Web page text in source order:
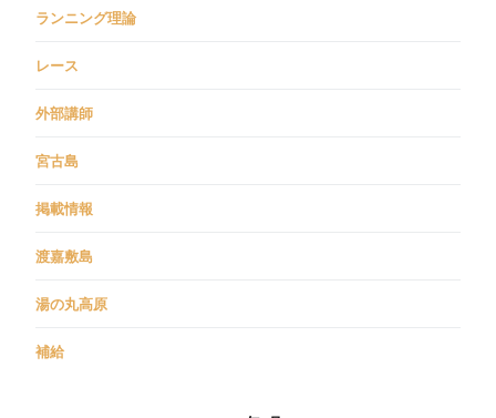
ランニング理論
レース
外部講師
宮古島
掲載情報
渡嘉敷島
湯の丸高原
補給